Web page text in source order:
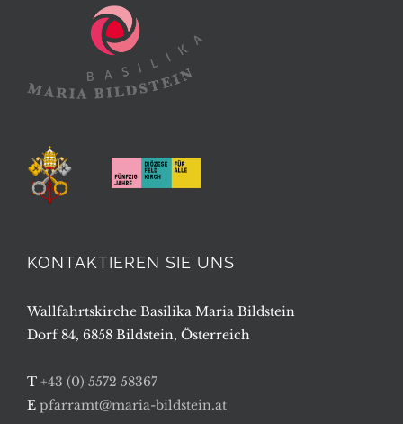
KONTAKTIEREN SIE UNS
Wallfahrtskirche Basilika Maria Bildstein
Dorf 84, 6858 Bildstein, Österreich
T +43 (0) 5572 58367
E pfarramt@maria-bildstein.at